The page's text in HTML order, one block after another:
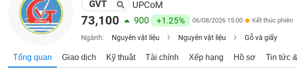
GVT UPCoM
73,100 900 +1.25% 06/08/2026 15:00 Kết thúc phiên
Ngành: Nguyên vật liệu Nguyên vật liệu Gỗ và giấy
Tổng quan Giao dịch Kỹ thuật Tài chính Xếp hạng Hồ sơ Tin tức
CHỨNG
KHOÁN
NGHIỆP